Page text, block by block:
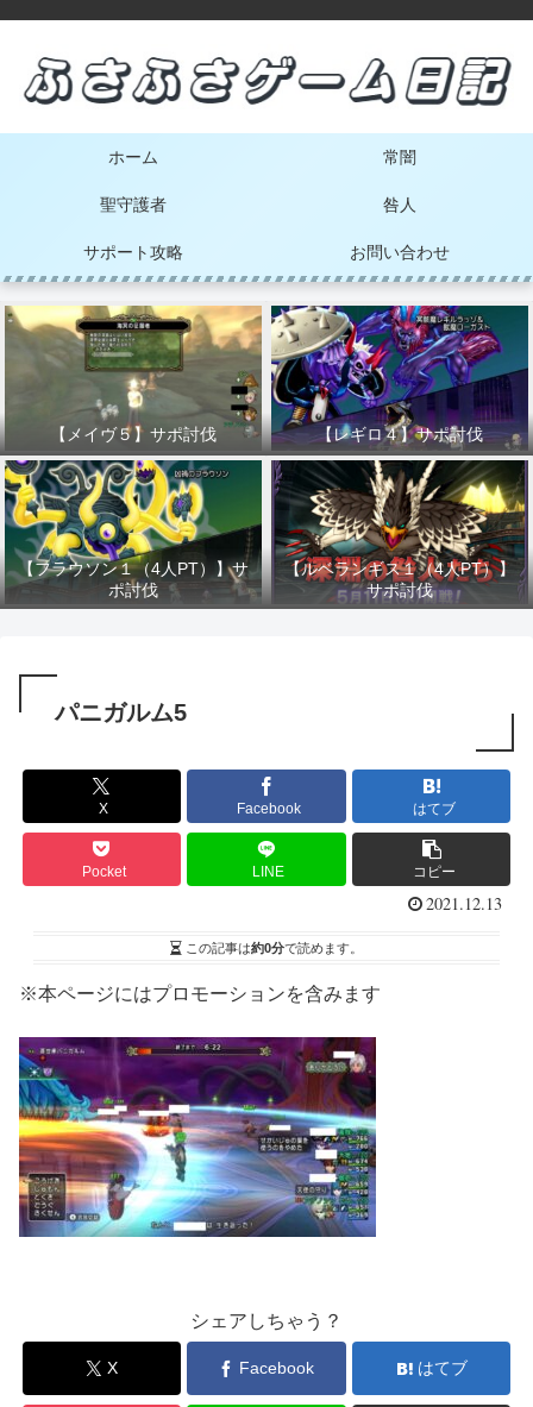
ホーム 常闇
聖守護者 咎人
サポート攻略 お問い合わせ
【メイヴ５】サポ討伐 【レギロ４】サポ討伐
【フラウソン１（4人PT）】サ
ポ討伐
【ルベランギス１（4人PT）】
サポ討伐
パニガルム5
X Facebook はてブ
Pocket LINE コピー
2021.12.13
この記事は約0分で読めます。
※本ページにはプロモーションを含みます
シェアしちゃう？
X Facebook はてブ